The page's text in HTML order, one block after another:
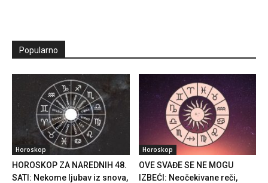
Popularno
Horoskop
HOROSKOP ZA NAREDNIH 48.
SATI: Nekome ljubav iz snova,
Horoskop
OVE SVAĐE SE NE MOGU
IZBEĆI: Neočekivane reči,